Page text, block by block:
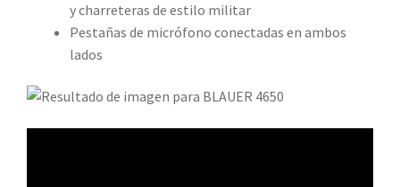
y charreteras de estilo militar
Pestañas de micrófono conectadas en ambos
lados